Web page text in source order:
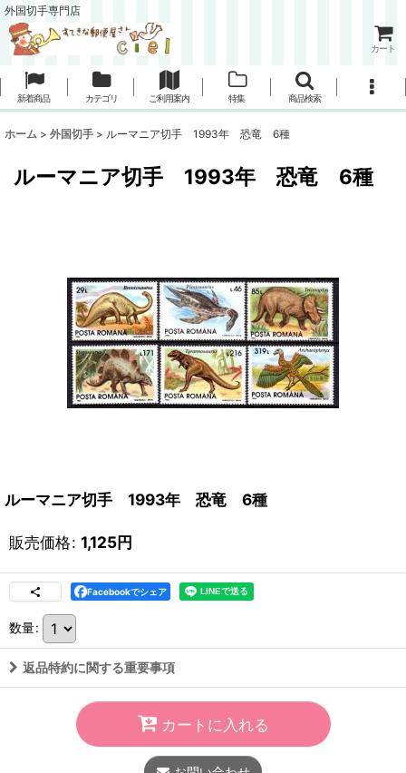
外国切手専門店
カート
新着商品 カテゴリ ご利用案内 特集 商品検索
ホーム > 外国切手 > ルーマニア切手 1993年 恐竜 6種
ルーマニア切手 1993年 恐竜 6種
ルーマニア切手 1993年 恐竜 6種
販売価格: 1,125円
Facebookでシェア
数量:
返品特約に関する重要事項
カートに入れる